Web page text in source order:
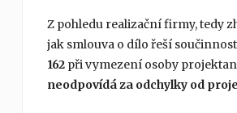
Z pohledu realizační firmy, tedy
jak smlouva o dílo řeší
162při vymezení osoby
neodpovídá za odchylky od